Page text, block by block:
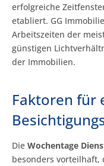
erfolgreiche
etabliert. GG
Arbeitszeiten der
günstigen
der Immobilien.
Faktoren für
Die Wochentage
besonders vorteilhaft,